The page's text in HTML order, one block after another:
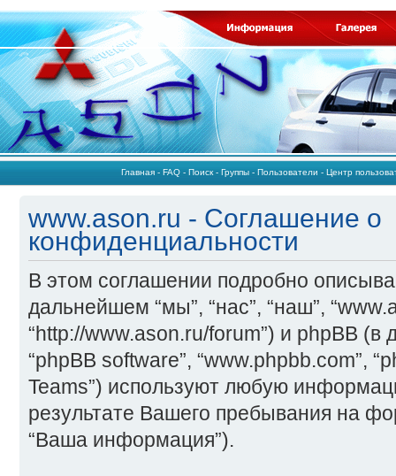
Главная - FAQ - Поиск - Группы - Пользователи - Центр
www.ason.ru - Соглашение о
конфиденциальности
В этом соглашении подробно
дальнейшем “мы”, “нас”, “наш”,
“http://www.ason.ru/forum”) и phpBB (в
“phpBB software”, “www.phpbb.com”,
Teams”) используют любую
результате Вашего пребывания на
“Ваша информация”).